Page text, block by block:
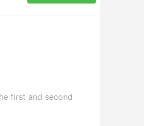
first and second